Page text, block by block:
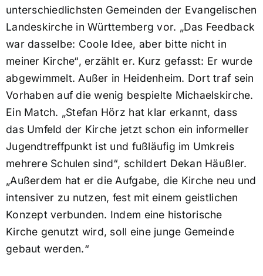
unterschiedlichsten Gemeinden der Evangelischen
Landeskirche in Württemberg vor. „Das Feedback
war dasselbe: Coole Idee, aber bitte nicht in
meiner Kirche“, erzählt er. Kurz gefasst: Er wurde
abgewimmelt. Außer in Heidenheim. Dort traf sein
Vorhaben auf die wenig bespielte Michaelskirche.
Ein Match. „Stefan Hörz hat klar erkannt, dass
das Umfeld der Kirche jetzt schon ein informeller
Jugendtreffpunkt ist und fußläufig im Umkreis
mehrere Schulen sind“, schildert Dekan Häußler.
„Außerdem hat er die Aufgabe, die Kirche neu und
intensiver zu nutzen, fest mit einem geistlichen
Konzept verbunden. Indem eine historische
Kirche genutzt wird, soll eine junge Gemeinde
gebaut werden.“